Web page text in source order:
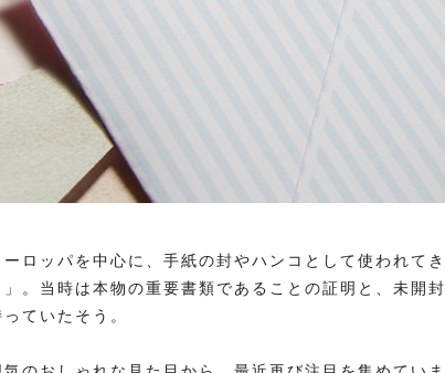
ロッパを中心に、手紙の封やハンコとして使われて
。当時は本物の重要書類であることの証明と、未開封
ていたそう。